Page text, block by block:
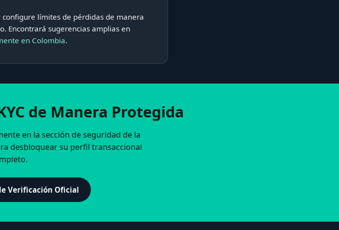
límites de pérdidas de manera
Encontrará sugerencias amplias en
en Colombia.
de Manera Protegida
en la sección de seguridad de la
desbloquear su perfil transaccional
Verificación Oficial